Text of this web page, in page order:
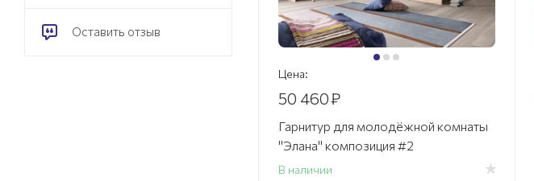
Цена:
50 460₽
Гарнитур для молодёжной комнаты
"Элана" композиция #2
В наличии
Оставить отзыв